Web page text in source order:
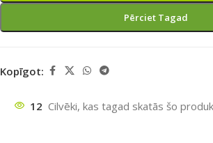
Pērciet Tagad
Kopīgot:
12 Cilvēki, kas tagad skatās šo